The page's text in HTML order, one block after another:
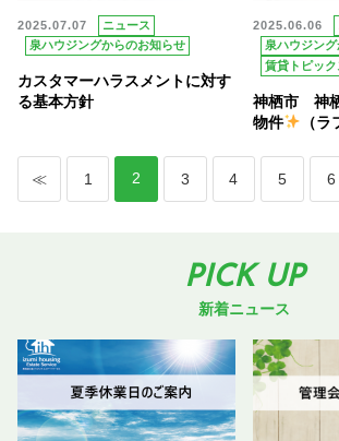
2025.07.07
ニュース
泉ハウジングからのお知らせ
カスタマーハラスメントに対す
る基本方針
2025.06.06
泉ハウジン
賃貸トピック
神栖市 神
物件
（
≪ 1 2 3 4 5 6
PICK UP
新着ニュース